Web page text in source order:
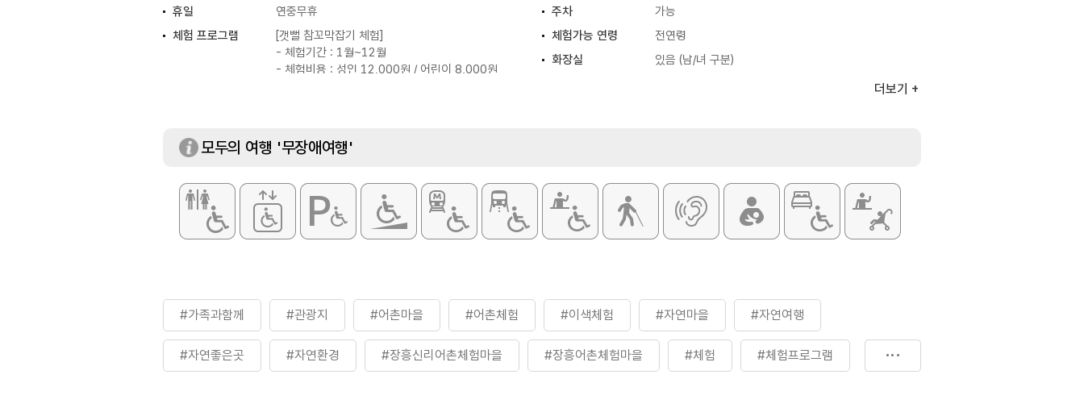
휴일
연중무휴 주차
가능
체험 프로그램
[갯뻘 참꼬막잡기 체험]
- 체험기간 : 1월~12월
- 체험비용 : 성인 12,000원 / 어린이 8,000원
체험가능 연령
전연령
화장실
있음 (남/녀 구분)
더보기
모두의 여행 '무장애여행'
#가족과함께 #관광지 #어촌마을 #어촌체험 #이색체험 #자연마을 #자연여행
#자연좋은곳 #자연환경 #장흥신리어촌체험마을 #장흥어촌체험마을 #체험 #체험프로그램